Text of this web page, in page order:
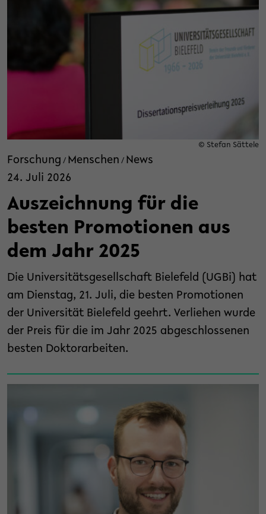
© Stefan Sättele
Forschung / Menschen / News
24. Juli 2026
Auszeichnung für die
besten Promotionen aus
dem Jahr 2025
Die Universitätsgesellschaft Bielefeld (UGBi) hat
am Dienstag, 21. Juli, die besten Promotionen
der Universität Bielefeld geehrt. Verliehen wurde
der Preis für die im Jahr 2025 abgeschlossenen
besten Doktorarbeiten.